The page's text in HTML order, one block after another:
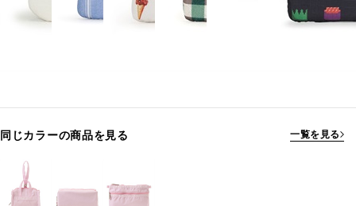
同じカラーの商品を見る 一覧を見る